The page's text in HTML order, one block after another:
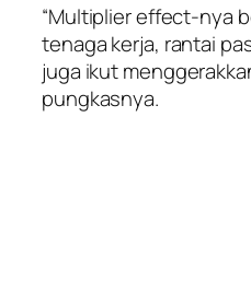
“Multiplier effect-nya
tenaga kerja, rantai
juga ikut
pungkasnya.